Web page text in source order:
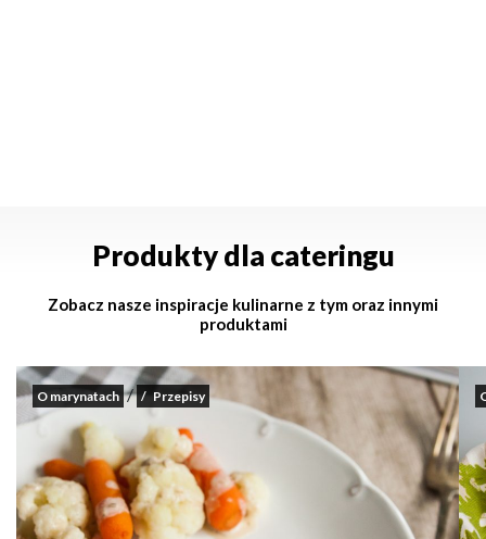
Produkty dla cateringu
Zobacz nasze inspiracje kulinarne z tym oraz innymi
produktami
O marynatach / Przepisy